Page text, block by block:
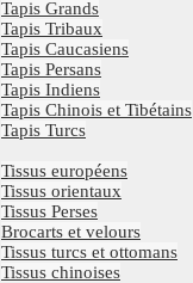
Tapis Grands
Tapis Tribaux
Tapis Caucasiens
Tapis Persans
Tapis Indiens
Tapis Chinois et Tibétains
Tapis Turcs
Tissus européens
Tissus orientaux
Tissus Perses
Brocarts et velours
Tissus turcs et ottomans
Tissus chinoises